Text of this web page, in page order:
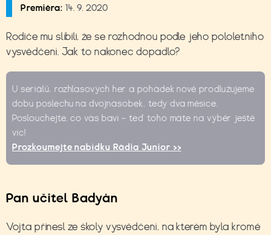
Premiéra: 14. 9. 2020
Rodiče mu slíbili, že se rozhodnou podle jeho pololetního
vysvědčení. Jak to nakonec dopadlo?
U seriálů, rozhlasových her a pohádek nově prodlužujeme
dobu poslechu na dvojnásobek, tedy dva měsíce.
Poslouchejte, co vás baví – teď toho máte na výběr ještě
víc!
Prozkoumejte nabídku Rádia Junior >>
Pan učitel Badyán
Vojta přinesl ze školy vysvědčení, na kterém byla kromě